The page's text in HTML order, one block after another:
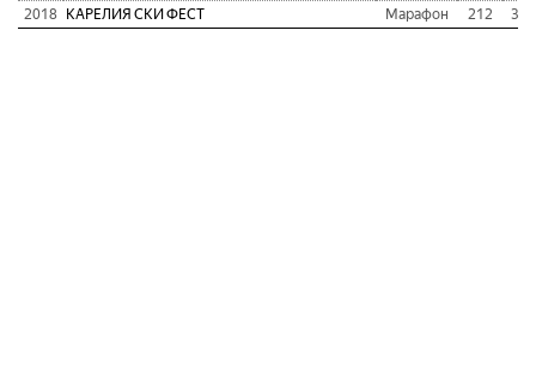
2018
КАРЕЛИЯ СКИ ФЕСТ Марафон 212